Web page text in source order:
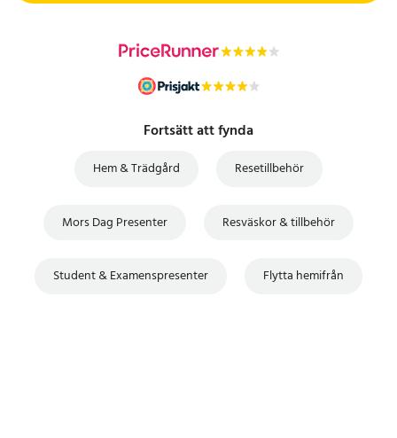
Fortsätt att fynda
Hem & Trädgård Resetillbehör
Mors Dag Presenter Resväskor & tillbehör
Student & Examenspresenter Flytta hemifrån